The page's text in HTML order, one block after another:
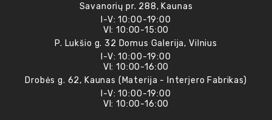
Savanorių pr. 288, Kaunas
I-V: 10:00-19:00
VI: 10:00-15:00
P. Lukšio g. 32 Domus Galerija, Vilnius
I-V: 10:00-19:00
VI: 10:00-16:00
Drobės g. 62, Kaunas (Materija - Interjero Fabrikas)
I-V: 10:00-19:00
VI: 10:00-16:00